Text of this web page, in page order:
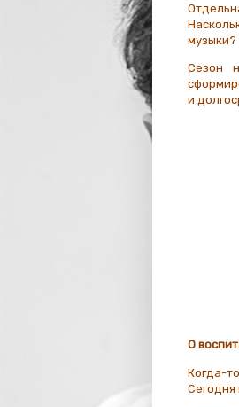
музыки?
Сезон
и
О
Когда-
Сегодня